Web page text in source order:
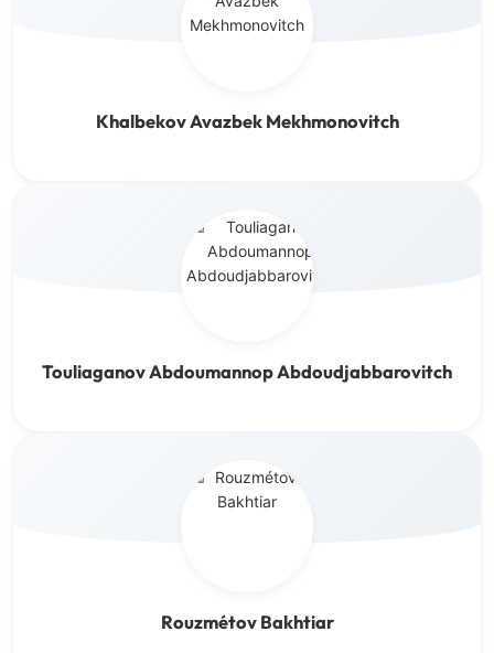
Khalbekov Avazbek Mekhmonovitch
Touliaganov Abdoumannop Abdoudjabbarovitch
Rouzmétov Bakhtiar